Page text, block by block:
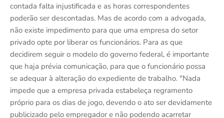
contada falta injustificada e as horas correspondentes
poderão ser descontadas. Mas de acordo com a advogada,
não existe impedimento para que uma empresa do setor
privado opte por liberar os funcionários. Para as que
decidirem seguir o modelo do governo federal, é importante
que haja prévia comunicação, para que o funcionário possa
se adequar à alteração do expediente de trabalho. "Nada
impede que a empresa privada estabeleça regramento
próprio para os dias de jogo, devendo o ato ser devidamente
publicizado pelo empregador e não podendo acarretar